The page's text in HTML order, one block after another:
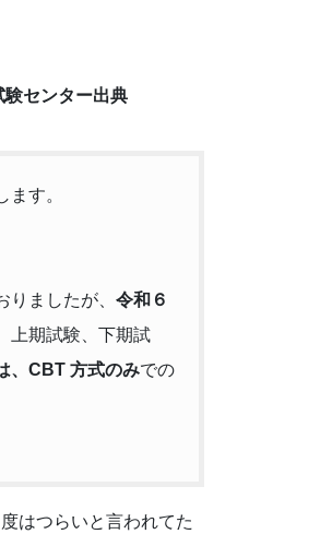
験センター出典
す。
ましたが、 令和６
上期試験、下期試
、CBT 方式のみでの
はつらいと言われてた